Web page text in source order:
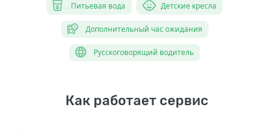
Питьевая вода Детские кресла
Дополнительный час ожидания
Русскоговорящий водитель
Как работает сервис